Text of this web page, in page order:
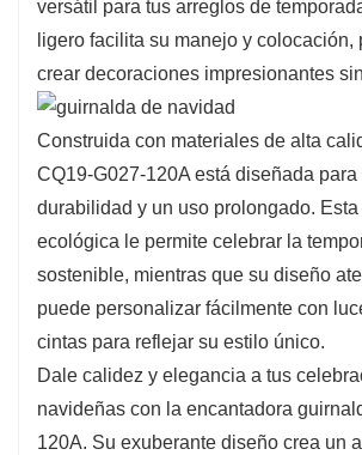
versátil para tus arreglos de
ligero facilita su manejo y colocación,
crear decoraciones impresionantes
Construida con materiales de alta
CQ19-G027-120A está diseñada para
durabilidad y un uso prolongado.
ecológica le permite celebrar la
sostenible, mientras que su diseño
puede personalizar fácilmente con
cintas para reflejar su estilo único.
Dale calidez y elegancia a tus
navideñas con la encantadora
120A. Su exuberante diseño crea un